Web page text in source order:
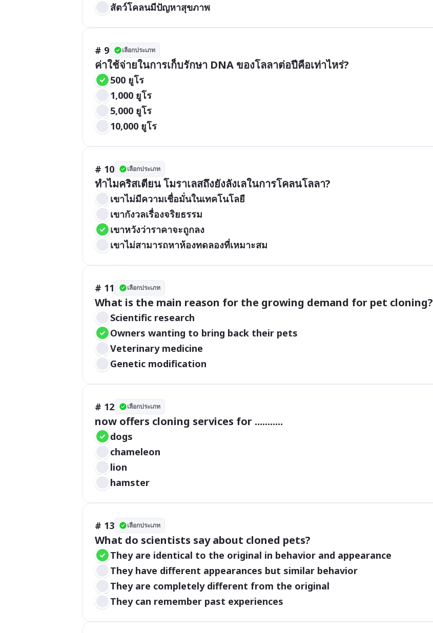
สัตว์โคลนมีปัญหาสุขภาพ
# 9 เลือกประเภท
ค่าใช้จ่ายในการเก็บรักษา DNA ของโลลาต่อปีคือเท่าไหร่?
500 ยูโร
1,000 ยูโร
5,000 ยูโร
10,000 ยูโร
# 10 เลือกประเภท
ทำไมคริสเตียน โมราเลสถึงยังลังเลในการโคลนโลลา?
เขาไม่มีความเชื่อมั่นในเทคโนโลยี
เขากังวลเรื่องจริยธรรม
เขาหวังว่าราคาจะถูกลง
เขาไม่สามารถหาห้องทดลองที่เหมาะสม
# 11 เลือกประเภท
What is the main reason for the growing demand for pet cloning?
Scientific research
Owners wanting to bring back their pets
Veterinary medicine
Genetic modification
# 12 เลือกประเภท
now offers cloning services for ...........
dogs
chameleon
lion
hamster
# 13 เลือกประเภท
What do scientists say about cloned pets?
They are identical to the original in behavior and appearance
They have different appearances but similar behavior
They are completely different from the original
They can remember past experiences